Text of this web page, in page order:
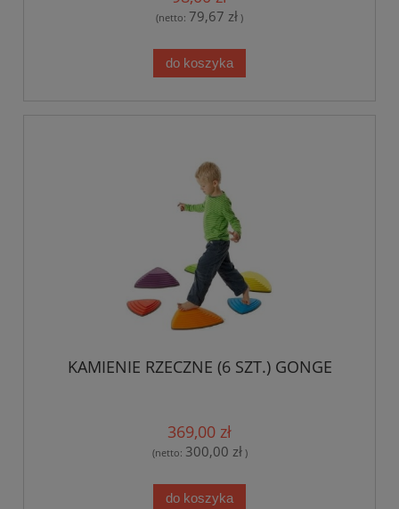
(netto: 79,67 zł )
do koszyka
KAMIENIE RZECZNE (6 SZT.) GONGE
369,00 zł
(netto: 300,00 zł)
do koszyka